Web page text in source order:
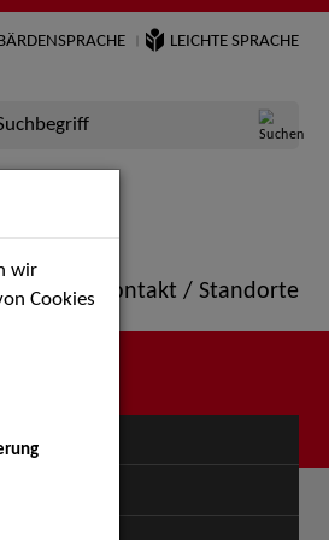
LEICHTE SPRACHE
Kontakt / Standorte
wir
Cookies